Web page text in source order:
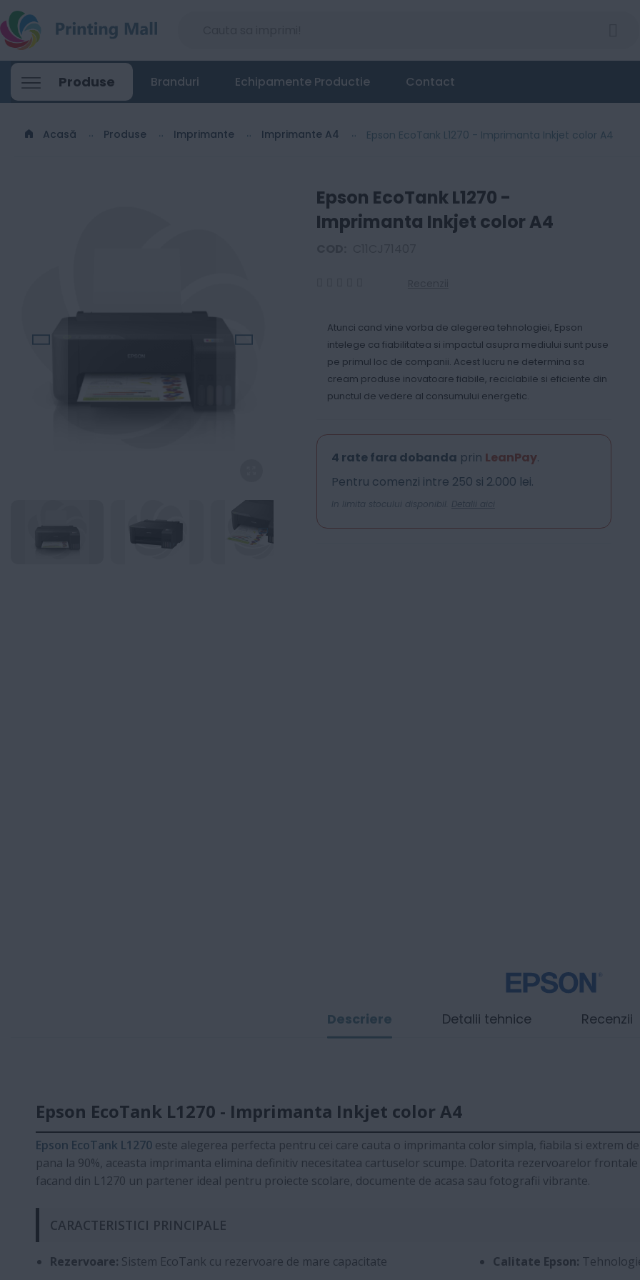
Produse Branduri Echipamente Productie Contact
Acasă Produse Imprimante Imprimante A4 Epson EcoTank L1270 - Imprimanta Inkjet color A4
Epson EcoTank L1270 -
Imprimanta Inkjet color A4
Atunci cand vine vorba de alegerea tehnologiei, Epson
intelege ca fiabilitatea si impactul asupra mediului sunt puse
pe primul loc de companii. Acest lucru ne determina sa
cream produse inovatoare fiabile, reciclabile si eficiente din
punctul de vedere al consumului energetic.
4 rate fara dobanda prin LeanPay.
Pentru comenzi intre 250 si 2.000 lei.
In limita stocului disponibil. Detalii aici
Epson EcoTank L1270 - Imprimanta Inkjet color A4
616 Lei
Descriere
Epson EcoTank L1270 - Imprimanta Inkjet color A4
Epson EcoTank L1270 este alegerea perfecta pentru cei care cauta o imprimanta color simpla, fiabila si extrem
pana la 90%, aceasta imprimanta elimina definitiv necesitatea cartuselor scumpe. Datorita rezervoarelor
facand din L1270 un partener ideal pentru proiecte scolare, documente de acasa sau fotografii vibrante.
CARACTERISTICI PRINCIPALE
Rezervoare: Sistem EcoTank cu rezervoare de mare capacitate
Calitate Epson:
Detalii tehnice Recenzii